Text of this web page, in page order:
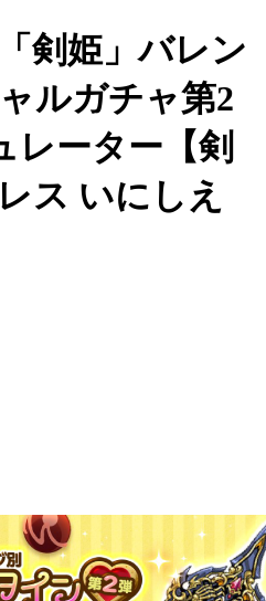
剣姫」バレン
ルガチャ第2
レーター【剣
ス いにしえ